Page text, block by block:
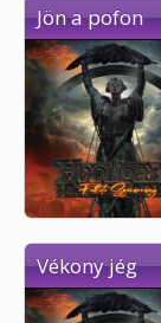
Jön a pofon
Vékony jég